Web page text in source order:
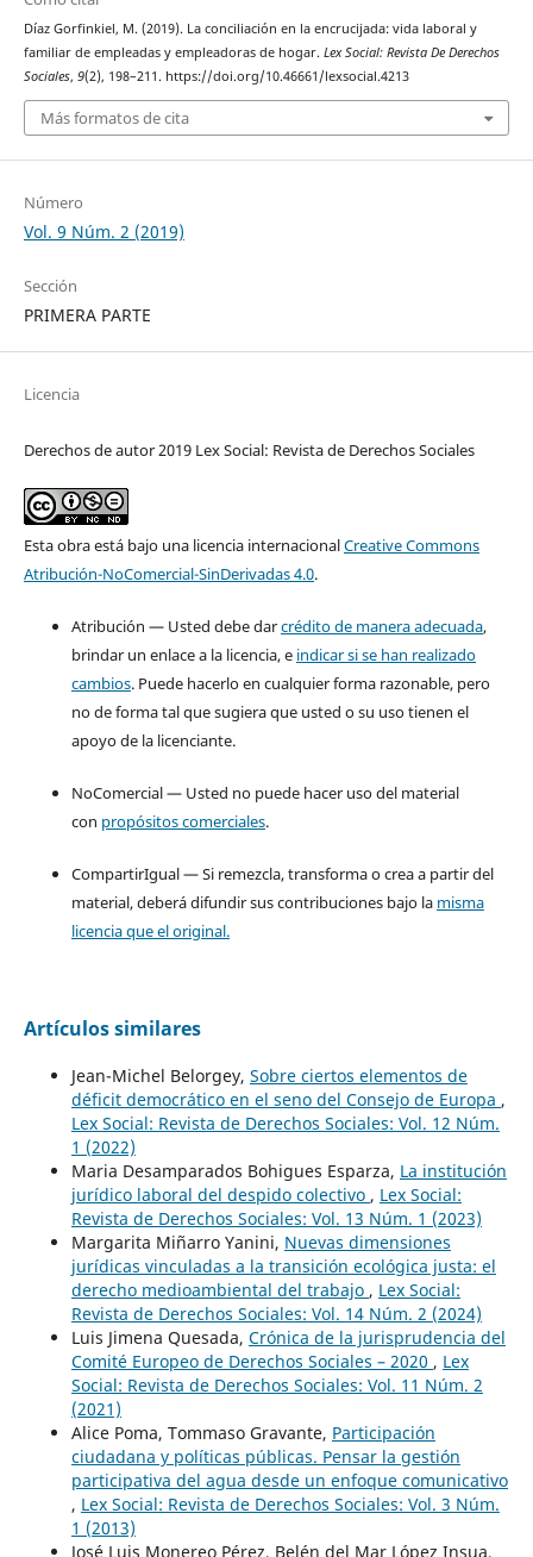
Díaz Gorfinkiel, M. (2019). La conciliación en la encrucijada: vida laboral y
familiar de empleadas y empleadoras de hogar. Lex Social: Revista De Derechos
Sociales, 9(2), 198–211. https://doi.org/10.46661/lexsocial.4213
Más formatos de cita
Número
Vol. 9 Núm. 2 (2019)
Sección
PRIMERA PARTE
Licencia
Derechos de autor 2019 Lex Social: Revista de Derechos Sociales
Esta obra está bajo una licencia internacionalCreative Commons
Atribución-NoComercial-SinDerivadas 4.0.
Atribución — Usted debe darcrédito de manera adecuada,
brindar un enlace a la licencia, e indicar si se han realizado
cambios. Puede hacerlo en cualquier forma razonable, pero
no de forma tal que sugiera que usted o su uso tienen el
apoyo de la licenciante.
NoComercial — Usted no puede hacer uso del material
con propósitos comerciales.
CompartirIgual — Si remezcla, transforma o crea a partir del
material, deberá difundir sus contribuciones bajo la misma
licencia que el original.
Artículos similares
Jean-Michel Belorgey, Sobre ciertos elementos de
déficit democrático en el seno del Consejo de Europa ,
Lex Social: Revista de Derechos Sociales: Vol. 12 Núm.
1 (2022)
Maria Desamparados Bohigues Esparza, La institución
jurídico laboral del despido colectivo , Lex Social:
Revista de Derechos Sociales: Vol. 13 Núm. 1 (2023)
Margarita Miñarro Yanini, Nuevas dimensiones
jurídicas vinculadas a la transición ecológica justa: el
derecho medioambiental del trabajo , Lex Social:
Revista de Derechos Sociales: Vol. 14 Núm. 2 (2024)
Luis Jimena Quesada, Crónica de la jurisprudencia del
Comité Europeo de Derechos Sociales – 2020 , Lex
Social: Revista de Derechos Sociales: Vol. 11 Núm. 2
(2021)
Alice Poma, Tommaso Gravante, Participación
ciudadana y políticas públicas. Pensar la gestión
participativa del agua desde un enfoque comunicativo
, Lex Social: Revista de Derechos Sociales: Vol. 3 Núm.
1 (2013)
José Luis Monereo Pérez, Belén del Mar López Insua,